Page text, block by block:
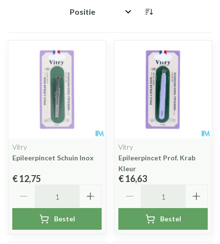
Sorteer op:
Vitry
Epileerpincet Schuin Inox
€ 12,75
Bestel
Vitry
Epileerpincet Prof. Krab
Kleur
€ 16,63
Bestel